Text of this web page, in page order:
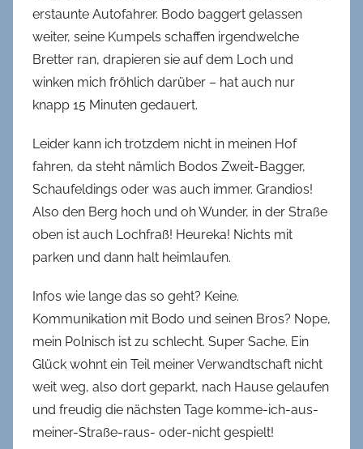
erstaunte Autofahrer. Bodo baggert gelassen
weiter, seine Kumpels schaffen irgendwelche
Bretter ran, drapieren sie auf dem Loch und
winken mich fröhlich darüber – hat auch nur
knapp 15 Minuten gedauert.
Leider kann ich trotzdem nicht in meinen Hof
fahren, da steht nämlich Bodos Zweit-Bagger,
Schaufeldings oder was auch immer. Grandios!
Also den Berg hoch und oh Wunder, in der Straße
oben ist auch Lochfraß! Heureka! Nichts mit
parken und dann halt heimlaufen.
Infos wie lange das so geht? Keine.
Kommunikation mit Bodo und seinen Bros? Nope,
mein Polnisch ist zu schlecht. Super Sache. Ein
Glück wohnt ein Teil meiner Verwandtschaft nicht
weit weg, also dort geparkt, nach Hause gelaufen
und freudig die nächsten Tage komme-ich-aus-
meiner-Straße-raus- oder-nicht gespielt!